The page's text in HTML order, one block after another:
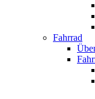
Fahrrad